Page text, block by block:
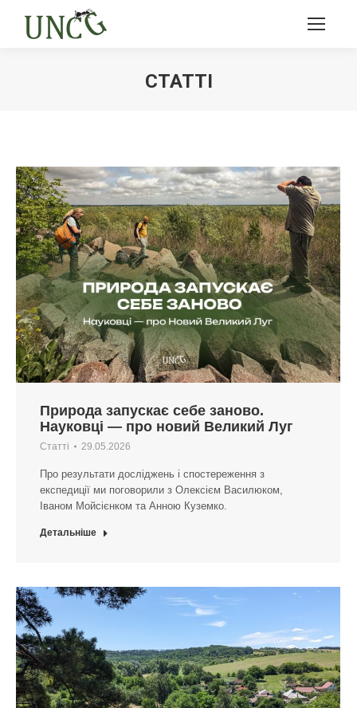
СТАТТІ
Природа запускає себе заново.
Науковці — про новий Великий Луг
Статті 29.05.2026
Про результати досліджень і спостереження з
експедиції ми поговорили з Олексієм Василюком,
Іваном Мойсієнком та Анною Куземко.
Детальніше